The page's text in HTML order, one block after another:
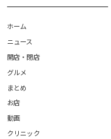
ホーム
ニュース
開店・閉店
グルメ
まとめ
お店
動画
クリニック